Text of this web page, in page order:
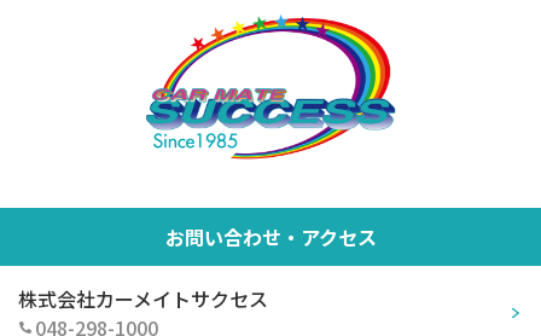
お問い合わせ・アクセス
株式会社カーメイトサクセス
048-298-1000